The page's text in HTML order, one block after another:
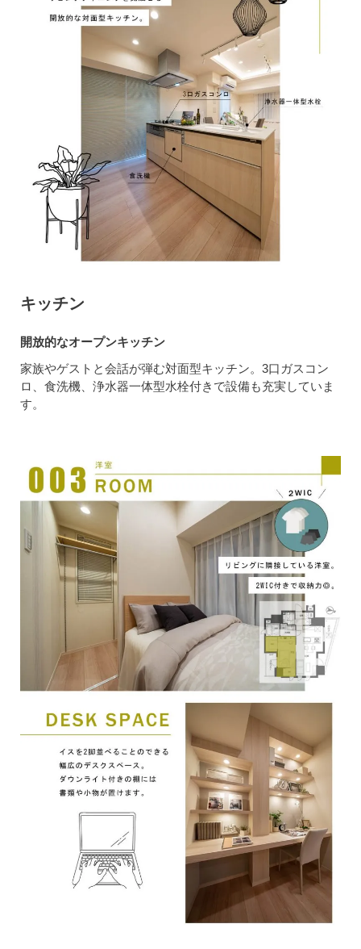
キッチン
開放的なオープンキッチン
家族やゲストと会話が弾む対面型キッチン。3口ガスコン
ロ、食洗機、浄水器一体型水栓付きで設備も充実していま
す。